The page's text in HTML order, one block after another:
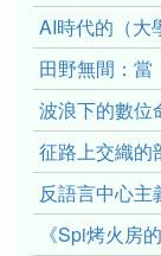
AI時代的（大
田野無間：當
波浪下的數位
征路上交織的
反語言中心
《Spi烤火房